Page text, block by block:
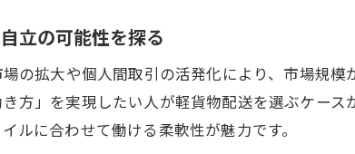
荷主探しで広がる軽貨
案件掲示板の活用で収
立の可能性を探る
の拡大や個人間取引の活発化により、市場規
方」を実現したい人が軽貨物配送を選ぶケー
ルに合わせて働ける柔軟性が魅力です。